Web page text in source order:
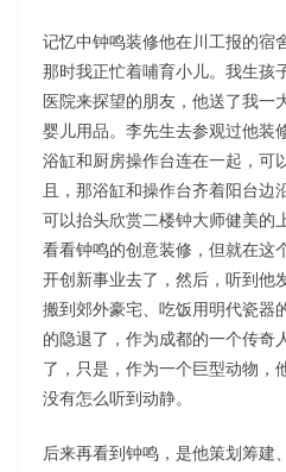
记忆中钟鸣装修他在川工报的宿
那时我正忙着哺育小儿。我生孩
医院来探望的朋友，他送了我一
婴儿用品。李先生去参观过他装
浴缸和厨房操作台连在一起，可
且，那浴缸和操作台齐着阳台边
可以抬头欣赏二楼钟大师健美的
看看钟鸣的创意装修，但就在这
开创新事业去了，然后，听到他
搬到郊外豪宅、吃饭用明代瓷
的隐退了，作为成都的一个传奇
了，只是，作为一个巨型动物，
没有怎么听到动静。
后来再看到钟鸣，是他策划筹建